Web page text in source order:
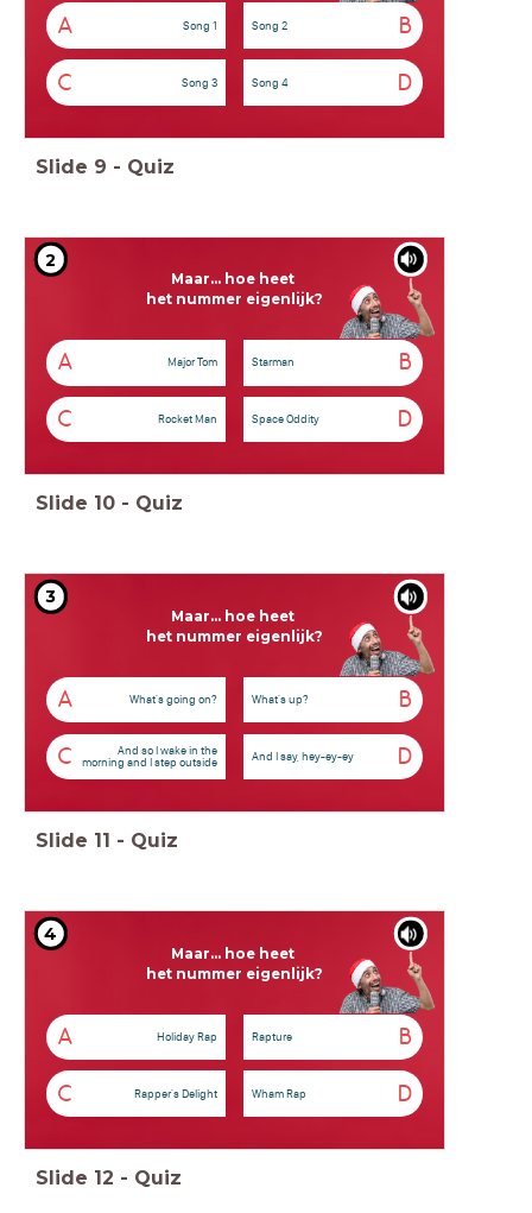
A Song 1 B
Song 2
C Song 3 D
Song 4
Slide 9 - Quiz
Maar... hoe heet
het nummer eigenlijk?
2
A Major Tom B
Starman
C Rocket Man D
Space Oddity
Slide 10 - Quiz
Maar... hoe heet
het nummer eigenlijk?
3
A What's going on? B
What's up?
C
And so I wake in the
morning and I step outside
D
And I say, hey-ey-ey
Slide 11 - Quiz
Maar... hoe heet
het nummer eigenlijk?
4
A Holiday Rap B
Rapture
C Rapper's Delight D
Wham Rap
Slide 12 - Quiz